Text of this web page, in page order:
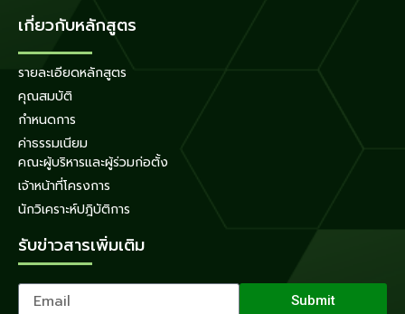
เกี่ยวกับหลักสูตร
รายละเอียดหลักสูตร
คุณสมบัติ
กำหนดการ
ค่าธรรมเนียม
คณะผู้บริหารและผู้ร่วมก่อตั้ง
เจ้าหน้าที่โครงการ
นักวิเคราะห์ปฎิบัติการ
รับข่าวสารเพิ่มเติม
Submit